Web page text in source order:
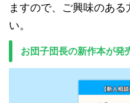
ますので、ご興味のあ
い。
お団子団長の新作本が発